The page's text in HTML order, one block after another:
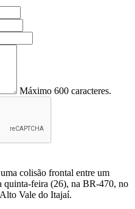
Máximo 600 caracteres.
colisão frontal entre um
quinta-feira (26), na BR-470, no
Vale do Itajaí.